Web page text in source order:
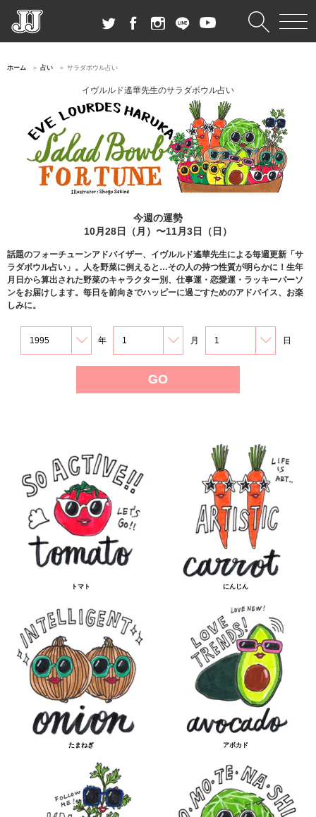
ホーム 占い サラダボウル占い
イヴルルド遙華先生のサラダボウル占い
今週の運勢
10月28日（月）〜11月3日（日）
話題のフォーチューンアドバイザー、イヴルルド遙華先生による毎週更新「サ
ラダボウル占い」。人を野菜に例えると…その人の持つ性質が明らかに！生年
月日から算出された野菜のキャラクター別、仕事運・恋愛運・ラッキーパーソ
ンをお届けします。毎日を前向きでハッピーに過ごすためのアドバイス、お楽
しみに。
年 月 日
トマト にんじん
たまねぎ アボカド